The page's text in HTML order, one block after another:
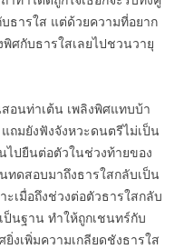
ธารใส แต่ด้วยความที่อยาก
ศกับธารใสเลยไปชวนวายุ
อนท่าเต้น เพลิงพิศแทบบ้า
ถมยังฟังจังหวะดนตรีไม่เป็น
ไปยืนต่อตัวในช่วงท้ายของ
ทดสอบมาถึงธารใสกลับเป็น
เมื่อถึงช่วงต่อตัวธารใสกลับ
นฐาน ทำให้ถูกเชนทร์กับ
ยิ่งเพิ่มความเกลียดชังธารใส